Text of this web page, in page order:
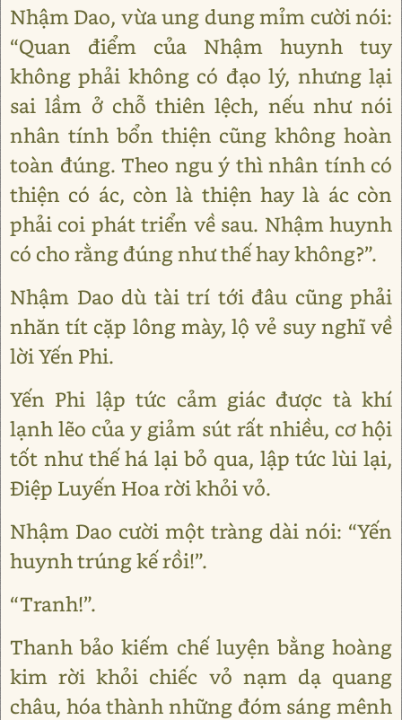
Nhậm Dao, vừa ung dung mỉm cười nói:
“Quan điểm của Nhậm huynh tuy
không phải không có đạo lý, nhưng lại
sai lầm ở chỗ thiên lệch, nếu như nói
nhân tính bổn thiện cũng không hoàn
toàn đúng. Theo ngu ý thì nhân tính có
thiện có ác, còn là thiện hay là ác còn
phải coi phát triển về sau. Nhậm huynh
có cho rằng đúng như thế hay không?”.
Nhậm Dao dù tài trí tới đâu cũng phải
nhăn tít cặp lông mày, lộ vẻ suy nghĩ về
lời Yến Phi.
Yến Phi lập tức cảm giác được tà khí
lạnh lẽo của y giảm sút rất nhiều, cơ hội
tốt như thế há lại bỏ qua, lập tức lùi lại,
Điệp Luyến Hoa rời khỏi vỏ.
Nhậm Dao cười một tràng dài nói: “Yến
huynh trúng kế rồi!”.
“Tranh!”.
Thanh bảo kiếm chế luyện bằng hoàng
kim rời khỏi chiếc vỏ nạm dạ quang
châu, hóa thành những đóm sáng mênh